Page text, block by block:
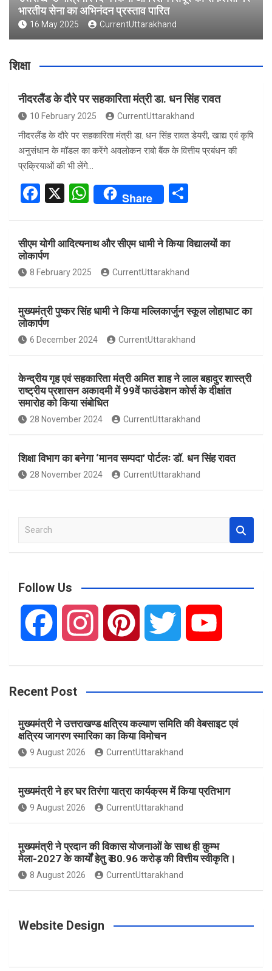
भारतीय सेना का अभिनंदन प्रस्ताव पारित
16 May 2025 CurrentUttarakhand
शिक्षा
नीदरलैंड के दौरे पर सहकारिता मंत्री डा. धन सिंह रावत
10 February 2025 CurrentUttarakhand
नीदरलैंड के दौरे पर सहकारिता मंत्री डा. धन सिंह रावत डेयरी, खाद्य एवं कृषि
अनुसंधान के मॉडल का करेंगे अवलोकन राबो बैंक के वित्तीय प्रबंधन की
प्रक्रियाओं की भी लेंगे…
F
ce
b
o
o
k
X
W
s
A
p
p
Share
ar
e
सीएम योगी आदित्यनाथ और सीएम धामी ने किया विद्यालयों का
लोकार्पण
8 February 2025 CurrentUttarakhand
मुख्यमंत्री पुष्कर सिंह धामी ने किया मल्लिकार्जुन स्कूल लोहाघाट का
लोकार्पण
6 December 2024 CurrentUttarakhand
केन्द्रीय गृह एवं सहकारिता मंत्री अमित शाह ने लाल बहादुर शास्त्री
राष्ट्रीय प्रशासन अकादमी में 99वें फाउंडेशन कोर्स के दीक्षांत
समारोह को किया संबोधित
28 November 2024 CurrentUttarakhand
शिक्षा विभाग का बनेगा ‘मानव सम्पदा’ पोर्टलः डॉ. धन सिंह रावत
28 November 2024 CurrentUttarakhand
a
c
Follow Us
c
e
b
o
o
k
s
t
a
g
r
a
n
t
e
r
e
s
i
t
e
r
u
u
Recent Post
मुख्यमंत्री ने उत्तराखण्ड क्षत्रिय कल्याण समिति की वेबसाइट एवं
क्षत्रिय जागरण स्मारिका का किया विमोचन
9 August 2026 CurrentUttarakhand
मुख्यमंत्री ने हर घर तिरंगा यात्रा कार्यक्रम में किया प्रतिभाग
9 August 2026 CurrentUttarakhand
मुख्यमंत्री ने प्रदान की विकास योजनाओं के साथ ही कुम्भ
मेला-2027 के कार्यों हेतु ₹ 80.96 करोड़ की वित्तीय स्वीकृति।
8 August 2026 CurrentUttarakhand
Website Design